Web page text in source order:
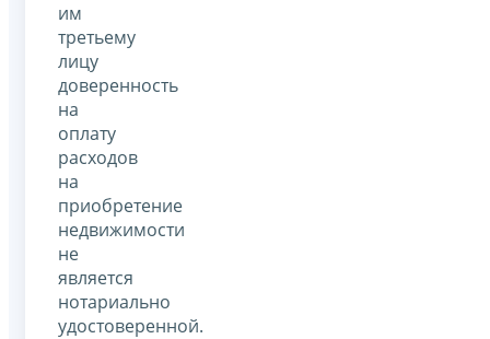
им
третьему
лицу
доверенность
на
оплату
расходов
на
приобретение
недвижимости
не
является
нотариально
удостоверенной.